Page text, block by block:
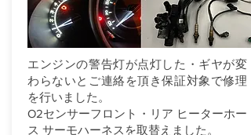
エンジンの警告灯が点灯した・ギヤが変
わらないとご連絡を頂き保証対象で修理
を行いました。
O2センサーフロント・リア ヒーターホー
ス サーモハーネスを取替えました。